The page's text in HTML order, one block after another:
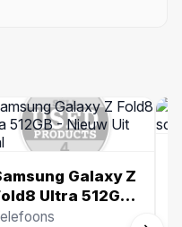
Galaxy Z
Ultra 512GB
Uit Seal